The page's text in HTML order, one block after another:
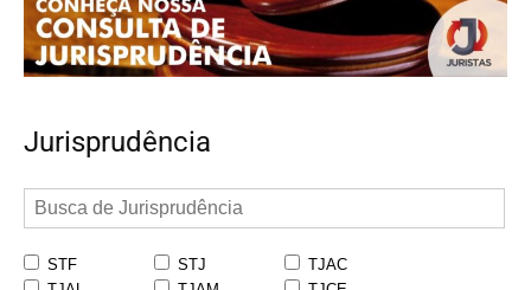
Jurisprudência
STF STJ
TJAC